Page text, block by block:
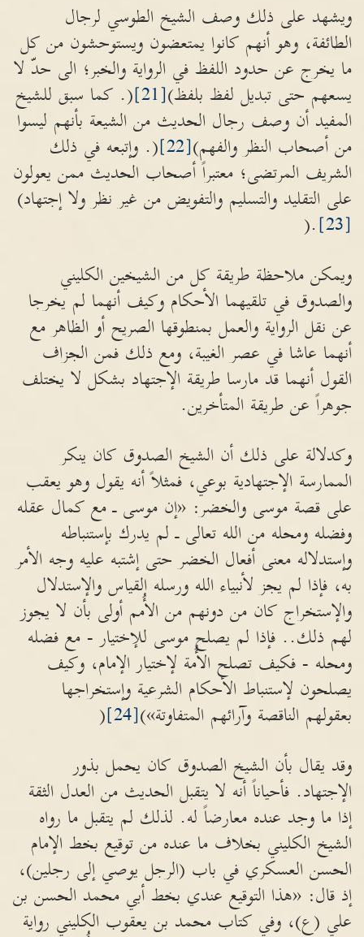
ويشهد على ذلك وصف الشيخ الطوسي لرجال
الطائفة، وهو أنهم كانوا يمتعضون ويستوحشون من كل
ما يخرج عن حدود اللفظ في الرواية والخبر؛ الى حدّ لا
يسعهم حتى تبديل لفظ بلفظ)[21]
(. كما سبق للشيخ
المفيد أن وصف رجال الحديث من الشيعة بأنهم ليسوا
من أصحاب النظر والفهم)[22]
(. وإتبعه في ذلك
الشريف المرتضى؛ معتبراً أصحاب الحديث ممن يعولون
على التقليد والتسليم والتفويض من غير نظر ولا إجتهاد)
[23]
.(
ويمكن ملاحظة طريقة كل من الشيخين الكليني
والصدوق في تلقيهما الأحكام وكيف أنهما لم يخرجا
عن نقل الرواية والعمل بمنطوقها الصريح أو الظاهر مع
أنهما عاشا في عصر الغيبة، ومع ذلك فمن الجزاف
القول أنهما قد مارسا طريقة الإجتهاد بشكل لا يختلف
جوهراً عن طريقة المتأخرين.
وكدلالة على ذلك أن الشيخ الصدوق كان ينكر
الممارسة الإجتهادية بوعي، فمثلاً أنه يقول وهو يعقب
على قصة موسى والخضر: «إن موسى ـ مع كمال عقله
وفضله ومحله من الله تعالى ـ لم يدرك بإستنباطه
وإستدلاله معنى أفعال الخضر حتى إشتبه عليه وجه الأمر
به، فإذا لم يجز لأنبياء الله ورسله القياس والإستدلال
والإستخراج كان من دونهم من الأُمم أولى بأن لا يجوز
لهم ذلك.. فإذا لم يصلح موسى للإختيار - مع فضله
ومحله - فكيف تصلح الأُمة لإختيار الإمام، وكيف
يصلحون لإستنباط الأحكام الشرعية وإستخراجها
بعقولهم الناقصة وآرائهم المتفاوتة»)[24]
(
وقد يقال بأن الشيخ الصدوق كان يحمل بذور
الإجتهاد. فأحياناً أنه لا يتقبل الحديث من العدل الثقة
إذا ما وجد عنده معارضاً له. لذلك لم يتقبل ما رواه
الشيخ الكليني بخلاف ما عنده من توقيع بخط الإمام
الحسن العسكري في باب (الرجل يوصي إلى رجلين)،
إذ قال: «هذا التوقيع عندي بخط أبي محمد الحسن بن
علي (ع)، وفي كتاب محمد بن يعقوب الكليني رواية